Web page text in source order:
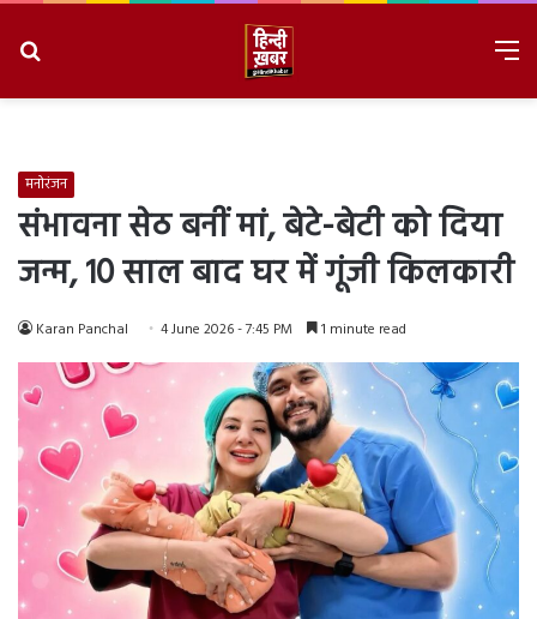
मनोरंजन
संभावना सेठ बनीं मां, बेटे-बेटी को दिया
जन्म, 10 साल बाद घर में गूंजी किलकारी
Karan Panchal 4 June 2026 - 7:45 PM 1 minute read